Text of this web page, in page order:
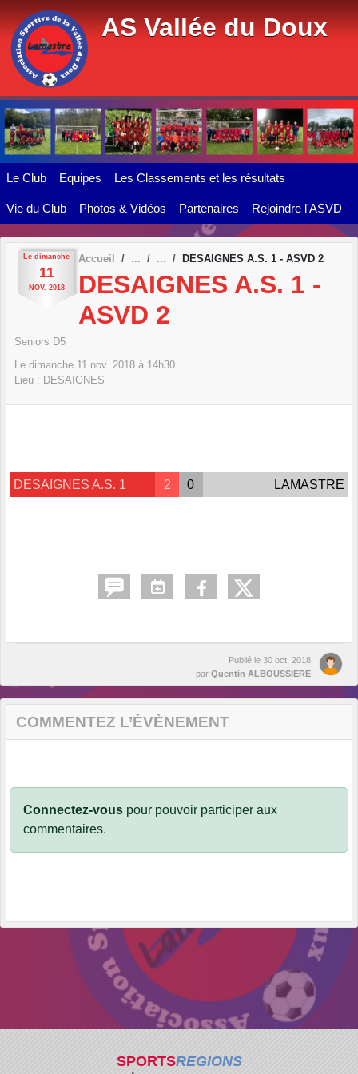
AS Vallée du Doux
Le Club Equipes Les Classements et les résultats
Vie du Club Photos & Vidéos Partenaires Rejoindre l'ASVD
Le dimanche
11
NOV. 2018
Accueil DESAIGNES A.S. 1 - ASVD 2
DESAIGNES A.S. 1 -
ASVD 2
Seniors D5
Le dimanche 11 nov. 2018 à 14h30
Lieu : DESAIGNES
DESAIGNES A.S. 1 2 0 LAMASTRE
Publié le 30 oct. 2018
par Quentin ALBOUSSIERE
COMMENTEZ L’ÉVÈNEMENT
Connectez-vous pour pouvoir participer aux
commentaires.
SPORTSREGIONS
Panneau de gestion des cookies